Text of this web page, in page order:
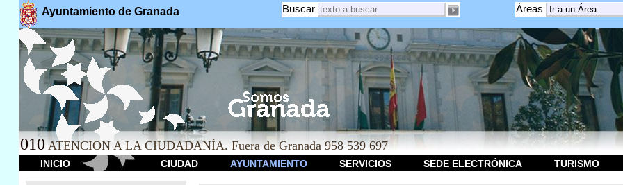
Ayuntamiento de Granada Áreas
Buscar
010 ATENCION A LA CIUDADANÍA. Fuera de Granada 958 539 697
INICIO CIUDAD AYUNTAMIENTO SERVICIOS SEDE ELECTRÓNICA TURISMO